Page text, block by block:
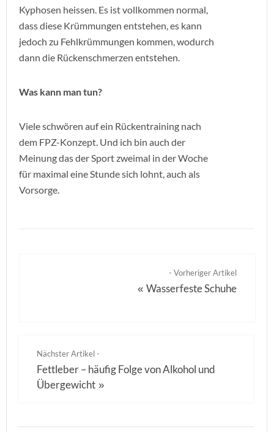
Kyphosen heissen. Es ist vollkommen normal,
dass diese Krümmungen entstehen, es kann
jedoch zu Fehlkrümmungen kommen, wodurch
dann die Rückenschmerzen entstehen.
Was kann man tun?
Viele schwören auf ein Rückentraining nach
dem FPZ-Konzept. Und ich bin auch der
Meinung das der Sport zweimal in der Woche
für maximal eine Stunde sich lohnt, auch als
Vorsorge.
- Vorheriger Artikel
«Wasserfeste Schuhe
Nächster Artikel -
Fettleber – häufig Folge von Alkohol und
Übergewicht »